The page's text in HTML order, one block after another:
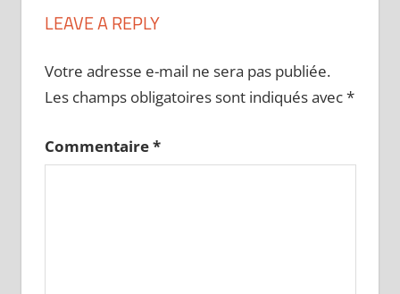
LEAVE A REPLY
Votre adresse e-mail ne sera pas publiée.
Les champs obligatoires sont indiqués avec*
Commentaire*